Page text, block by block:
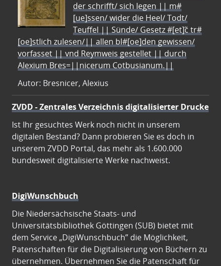
der schrifft/ sich legen || m#
[ue]ssen/ wider die Heel/ Todt/
Teuffel || Sünde/ Gesetz #[et]c̃ tr#
[oe]stlich zulesen/|| allen bl#[oe]den gewissen/
vorfasset || vnd Reymweis gestellet || durch
Alexium Bres=||nicerum Cotbusianum.||
Autor: Bresnicer, Alexius
ZVDD - Zentrales Verzeichnis digitalisierter Drucke
Ist Ihr gesuchtes Werk noch nicht in unserem
digitalen Bestand? Dann probieren Sie es doch in
unserem ZVDD Portal, das mehr als 1.600.000
bundesweit digitalisierte Werke nachweist.
DigiWunschbuch
Die Niedersächsische Staats- und
Universitätsbibliothek Göttingen (SUB) bietet mit
dem Service „DigiWunschbuch” die Möglichkeit,
Patenschaften für die Digitalisierung von Büchern zu
übernehmen. Übernehmen Sie die Patenschaft für